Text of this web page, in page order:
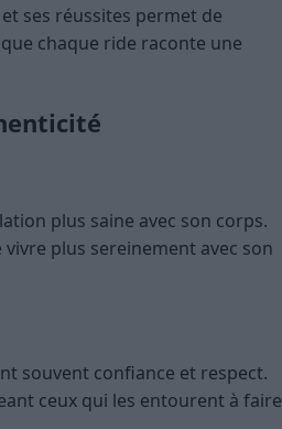
ses réussites permet de
chaque ride raconte une
plus saine avec son corps.
vivre plus sereinement avec son
souvent confiance et respect.
ceux qui les entourent à faire